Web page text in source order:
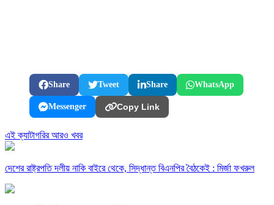
Share Tweet Share WhatsApp
Messenger Copy Link
এই ক্যাটাগরির আরও খবর
দেশের রাষ্ট্রপতি দলীয় নাকি বাইরে থেকে, সিদ্ধান্ত বিএনপির বৈঠকেই : মির্জা ফখরুল